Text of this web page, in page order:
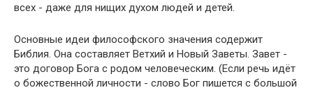
всех - даже для нищих духом людей и детей.
Основные идеи философского значения содержит
Библия. Она составляет Ветхий и Новый Заветы. Завет -
это договор Бога с родом человеческим. (Если речь идёт
о божественной личности - слово Бог пишется с большой